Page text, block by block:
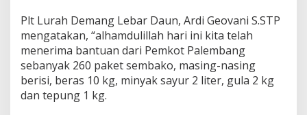
e
l
a
l
u
i
Plt Lurah Demang Lebar Daun, Ardi Geovani S.STP
mengatakan, “alhamdulillah hari ini kita telah
menerima bantuan dari Pemkot Palembang
sebanyak 260 paket sembako, masing-nasing
berisi, beras 10 kg, minyak sayur 2 liter, gula 2 kg
dan tepung 1 kg.